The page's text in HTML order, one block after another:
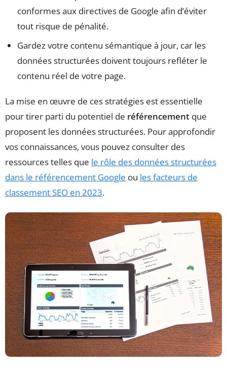
conformes aux directives de Google afin d’éviter
tout risque de pénalité.
Gardez votre contenu sémantique à jour, car les
données structurées doivent toujours refléter le
contenu réel de votre page.
La mise en œuvre de ces stratégies est essentielle
pour tirer parti du potentiel de référencement que
proposent les données structurées. Pour approfondir
vos connaissances, vous pouvez consulter des
ressources telles que le rôle des données structurées
dans le référencement Google ou les facteurs de
classement SEO en 2023.